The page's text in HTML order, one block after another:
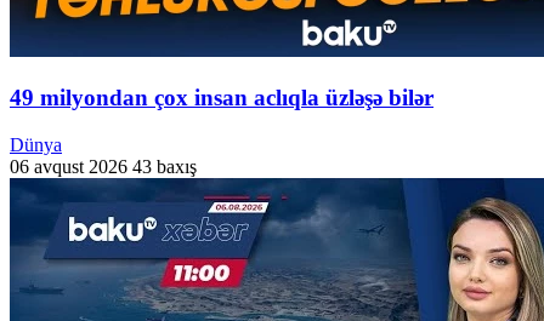
49 milyondan çox insan aclıqla üzləşə bilər
Dünya
06 avqust 2026 43 baxış